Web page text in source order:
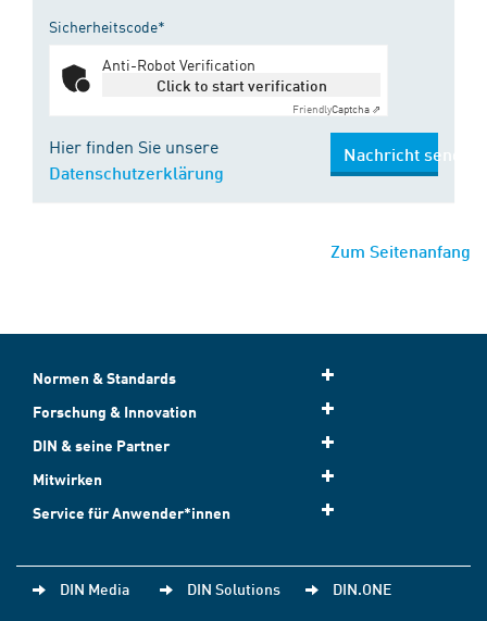
Sicherheitscode*
Anti-Robot Verification
Click to start verification
FriendlyCaptcha ⇗
Hier finden Sie unsere
Datenschutzerklärung
Nachricht senden
Zum Seitenanfang
Normen & Standards
Forschung & Innovation
DIN & seine Partner
Mitwirken
Service für Anwender*innen
DIN Media DIN Solutions DIN.ONE